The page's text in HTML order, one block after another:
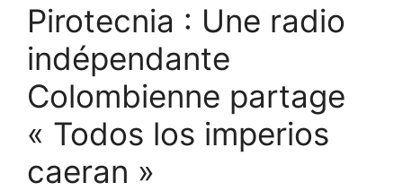
Pirotecnia : Une radio
indépendante
Colombienne partage
« Todos los imperios
caeran »